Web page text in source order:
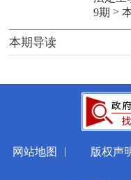
9期 >
本期导读
网站地图 | 版权声